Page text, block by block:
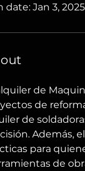
date: Jan 3, 2025
de
de
de
Además,
para
de